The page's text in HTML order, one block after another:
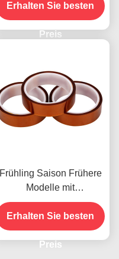
Zahlungsmethode mit
Kreditkarte für frühere
Modelle
Erhalten Sie besten
Preis
Frühling Saison Frühere
Modelle mit
Feuchtigkeitsbeständigke
it und 2,5N/25mm
Schälfestigkeit
Erhalten Sie besten
Preis